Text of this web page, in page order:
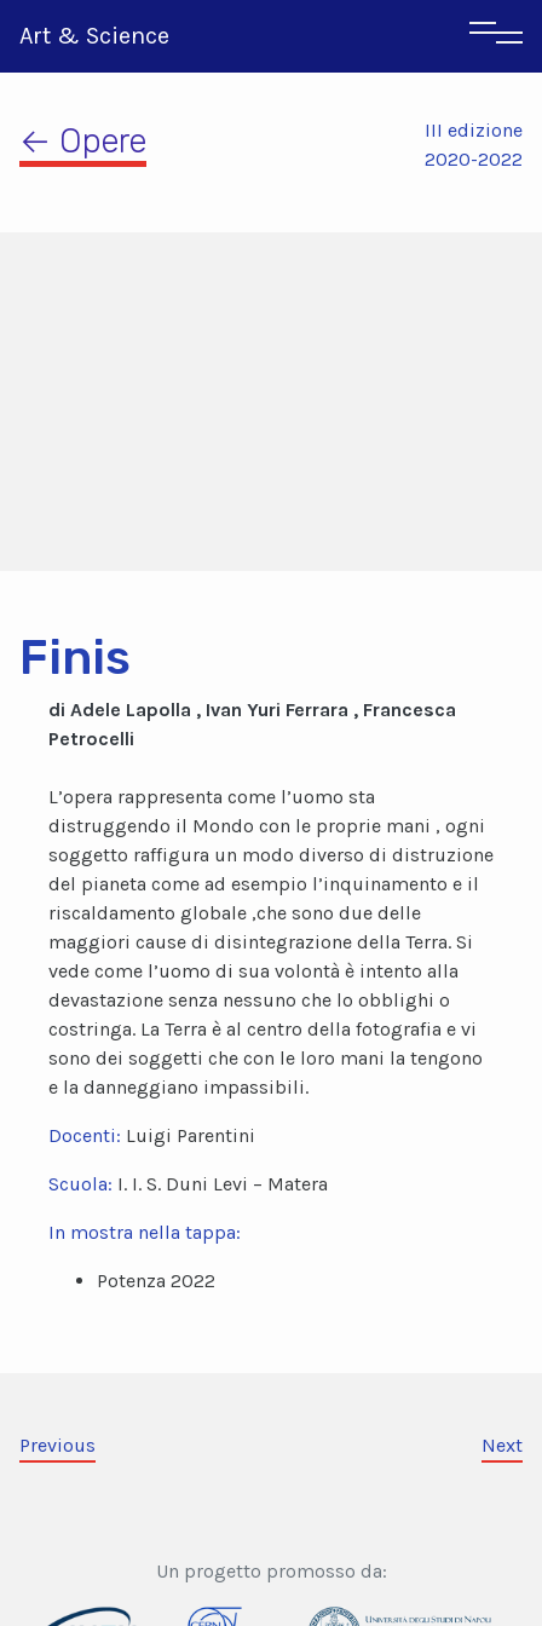
Art & Science
← Opere
III edizione
2020-2022
Finis
di Adele Lapolla , Ivan Yuri Ferrara , Francesca
Petrocelli
L’opera rappresenta come l’uomo sta
distruggendo il Mondo con le proprie mani , ogni
soggetto raffigura un modo diverso di distruzione
del pianeta come ad esempio l’inquinamento e il
riscaldamento globale ,che sono due delle
maggiori cause di disintegrazione della Terra. Si
vede come l’uomo di sua volontà è intento alla
devastazione senza nessuno che lo obblighi o
costringa. La Terra è al centro della fotografia e vi
sono dei soggetti che con le loro mani la tengono
e la danneggiano impassibili.
Docenti: Luigi Parentini
Scuola: I. I. S. Duni Levi – Matera
In mostra nella tappa:
Potenza 2022
Previous Next
Un progetto promosso da: